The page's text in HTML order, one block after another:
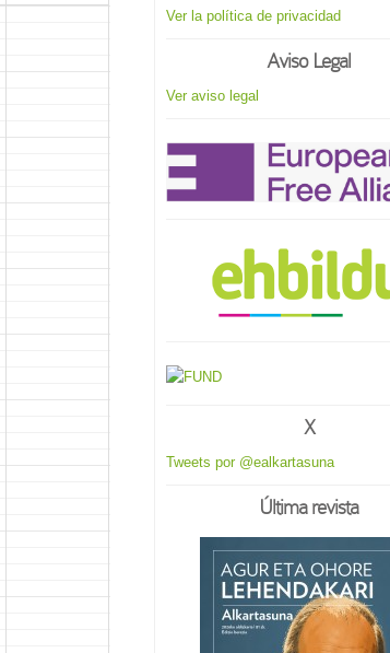
Ver la política de privacidad
Aviso Legal
Ver aviso legal
X
Tweets por @ealkartasuna
Última revista